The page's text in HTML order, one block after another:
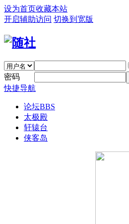
设为首页收藏本站
开启辅助访问 切换到宽版
密码
快捷导航
论坛BBS
太极殿
轩辕台
侠客岛